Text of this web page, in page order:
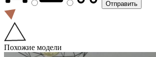
Похожие модели